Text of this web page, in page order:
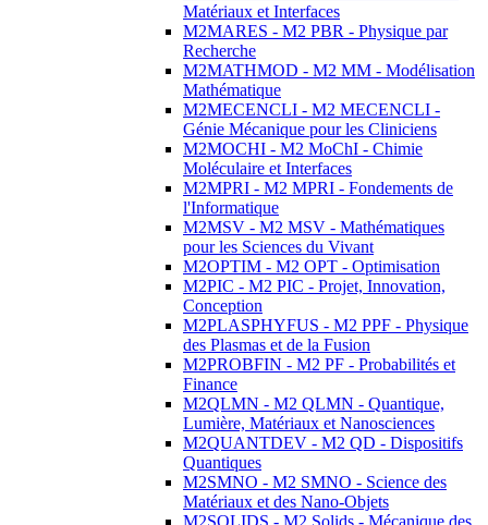
Matériaux et Interfaces
M2MARES - M2 PBR - Physique par
Recherche
M2MATHMOD - M2 MM - Modélisation
Mathématique
M2MECENCLI - M2 MECENCLI -
Génie Mécanique pour les Cliniciens
M2MOCHI - M2 MoChI - Chimie
Moléculaire et Interfaces
M2MPRI - M2 MPRI - Fondements de
l'Informatique
M2MSV - M2 MSV - Mathématiques
pour les Sciences du Vivant
M2OPTIM - M2 OPT - Optimisation
M2PIC - M2 PIC - Projet, Innovation,
Conception
M2PLASPHYFUS - M2 PPF - Physique
des Plasmas et de la Fusion
M2PROBFIN - M2 PF - Probabilités et
Finance
M2QLMN - M2 QLMN - Quantique,
Lumière, Matériaux et Nanosciences
M2QUANTDEV - M2 QD - Dispositifs
Quantiques
M2SMNO - M2 SMNO - Science des
Matériaux et des Nano-Objets
M2SOLIDS - M2 Solids - Mécanique des